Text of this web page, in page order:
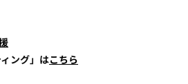
ング」はこちら